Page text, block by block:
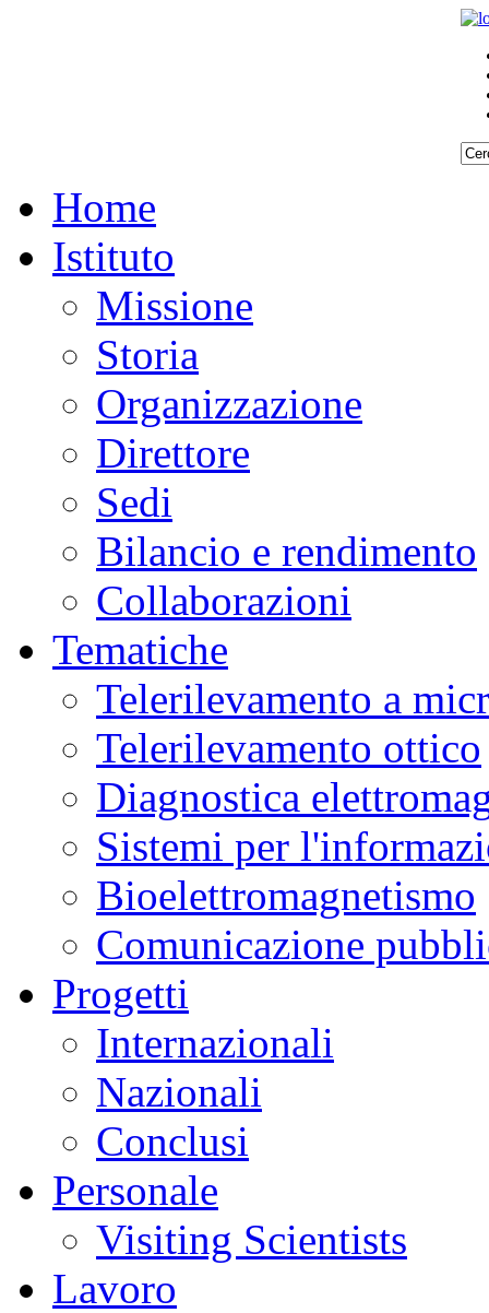
Home
Istituto
Missione
Storia
Organizzazione
Direttore
Sedi
Bilancio e rendimento
Collaborazioni
Tematiche
Telerilevamento a
Telerilevamento ottico
Diagnostica
Sistemi per
Bioelettromagnetismo
Comunicazione
Progetti
Internazionali
Nazionali
Conclusi
Personale
Visiting Scientists
Lavoro